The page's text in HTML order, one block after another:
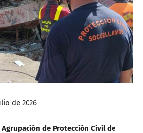
de 2026
Agrupación de Protección Civil de